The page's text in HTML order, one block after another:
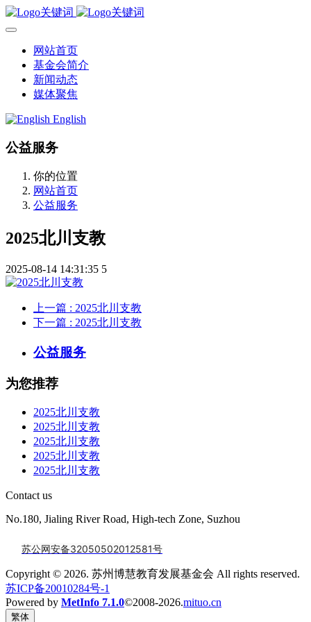
网站首页
基金会简介
新闻动态
媒体聚焦
English
公益服务
你的位置
网站首页
公益服务
2025北川支教
2025-08-14 14:31:35 5
上一篇 : 2025北川支教
下一篇 : 2025北川支教
公益服务
为您推荐
2025北川支教
2025北川支教
2025北川支教
2025北川支教
2025北川支教
Contact us
No.180, Jialing River Road, High-tech Zone, Suzhou
苏公网安备32050502012581号
Copyright © 2026. 苏州博慧教育发展基金会 All rights reserved.
苏ICP备20010284号-1
Powered by MetInfo 7.1.0©2008-2026.mituo.cn
繁体